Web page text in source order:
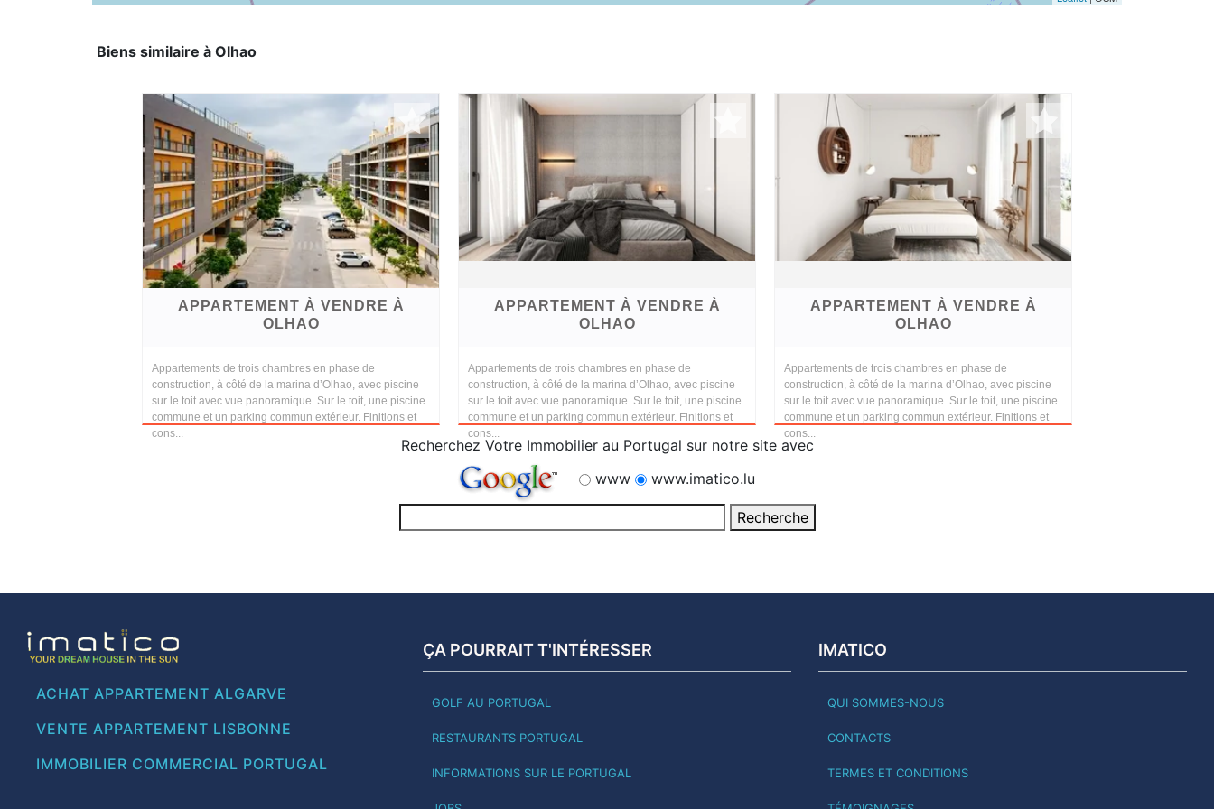
Biens similaire à Olhao
APPARTEMENT À VENDRE À
OLHAO
Appartements de trois chambres en phase de
construction, à côté de la marina d’Olhao, avec piscine
sur le toit avec vue panoramique. Sur le toit, une piscine
commune et un parking commun extérieur. Finitions et
cons...
APPARTEMENT À VENDRE À
OLHAO
Appartements de trois chambres en phase de
construction, à côté de la marina d’Olhao, avec piscine
sur le toit avec vue panoramique. Sur le toit, une piscine
commune et un parking commun extérieur. Finitions et
cons...
APPARTEMENT À VENDRE À
OLHAO
Appartements de trois chambres en phase de
construction, à côté de la marina d’Olhao, avec piscine
sur le toit avec vue panoramique. Sur le toit, une piscine
commune et un parking commun extérieur. Finitions et
cons...
Recherchez Votre Immobilier au Portugal sur notre site avec
www
www.imatico.lu
ACHAT APPARTEMENT ALGARVE
VENTE APPARTEMENT LISBONNE
IMMOBILIER COMMERCIAL PORTUGAL
ÇA POURRAIT T'INTÉRESSER
GOLF AU PORTUGAL
RESTAURANTS PORTUGAL
INFORMATIONS SUR LE PORTUGAL
IMATICO
QUI SOMMES-NOUS
CONTACTS
TERMES ET CONDITIONS